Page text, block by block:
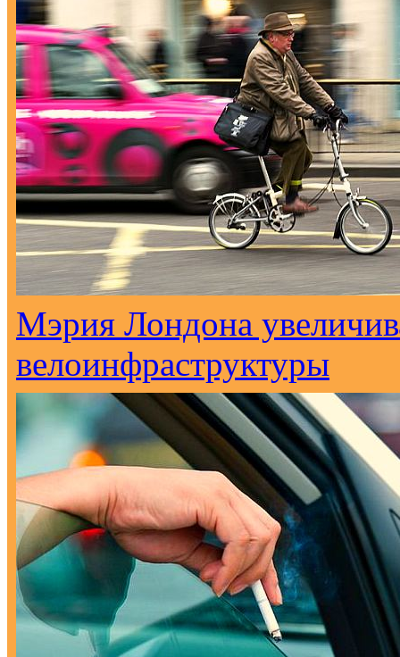
Мэрия Лондона
велоинфраструктуры